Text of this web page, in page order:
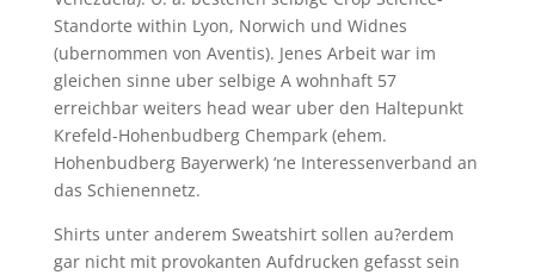
Standorte within Lyon, Norwich und Widnes
(ubernommen von Aventis). Jenes Arbeit war im
gleichen sinne uber selbige A wohnhaft 57
erreichbar weiters head wear uber den Haltepunkt
Krefeld-Hohenbudberg Chempark (ehem.
Hohenbudberg Bayerwerk) ‘ne Interessenverband an
das Schienennetz.
Shirts unter anderem Sweatshirt sollen au?erdem
gar nicht mit provokanten Aufdrucken gefasst sein